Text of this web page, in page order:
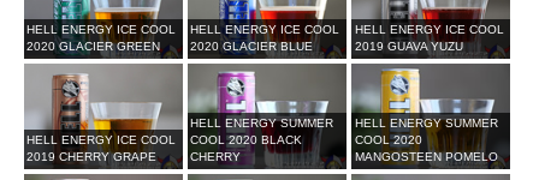
HELL ENERGY ICE COOL
2020 GLACIER GREEN
HELL ENERGY ICE COOL
2020 GLACIER BLUE
HELL ENERGY ICE COOL
2019 GUAVA YUZU
HELL ENERGY ICE COOL
2019 CHERRY GRAPE
HELL ENERGY SUMMER
COOL 2020 BLACK
CHERRY
HELL ENERGY SUMMER
COOL 2020
MANGOSTEEN POMELO